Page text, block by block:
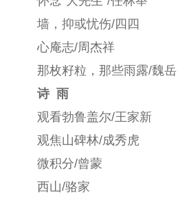
墙，抑或忧伤/四四
心庵志/周杰祥
那枚籽粒，那些雨露/魏岳
诗 雨
观看勃鲁盖尔/王家新
观焦山碑林/成秀虎
微积分/曾蒙
西山/骆家